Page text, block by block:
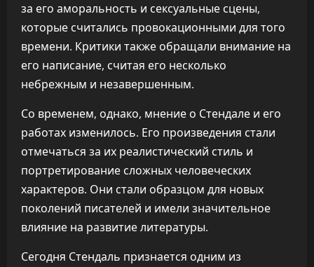
за его аморальность и сексуальные сцены,
которые считались провокационными для того
времени. Критики также обращали внимание на
его написание, считая его несколько
небрежным и незавершенным.
Со временем, однако, мнение о Стендале и его
работах изменилось. Его произведения стали
отмечаться за их реалистический стиль и
портретирование сложных человеческих
характеров. Они стали образцом для новых
поколений писателей и имели значительное
влияние на развитие литературы.
Сегодня Стендаль признается одним из